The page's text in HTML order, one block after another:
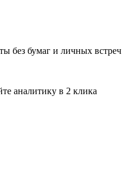
без бумаг и личных встреч
аналитику в 2 клика